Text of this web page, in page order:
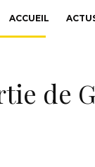
ACCUEIL
de